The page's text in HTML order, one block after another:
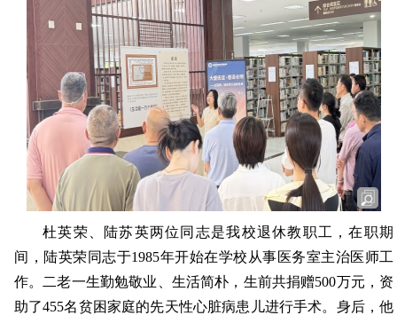
杜英荣、陆苏英两位同志是我校退休教职工，在职期
间，陆英荣同志于1985年开始在学校从事医务室主治医师工
作。二老一生勤勉敬业、生活简朴，生前共捐赠500万元，资
助了455名贫困家庭的先天性心脏病患儿进行手术。身后，他